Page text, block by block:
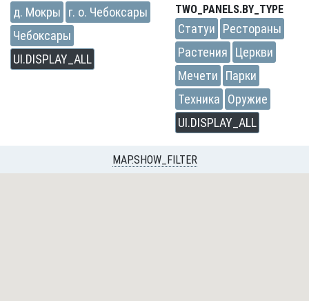
д. Мокры
г. о. Чебоксары
Чебоксары
UI.DISPLAY_ALL
TWO_PANELS.BY_TYPE
Статуи
Рестораны
Растения
Церкви
Мечети
Парки
Техника
Оружие
UI.DISPLAY_ALL
MAP.SHOW_FILTER